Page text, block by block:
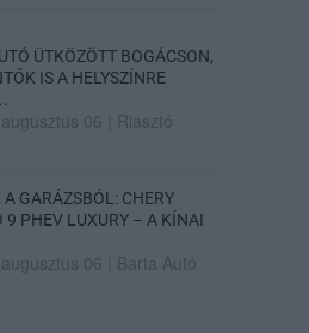
ÜTKÖZÖTT BOGÁCSON,
IS A HELYSZÍNRE
augusztus 06 Riasztó
A GARÁZSBÓL: CHERY
9 PHEV LUXURY – A KÍNAI
augusztus 06 Barta Autó